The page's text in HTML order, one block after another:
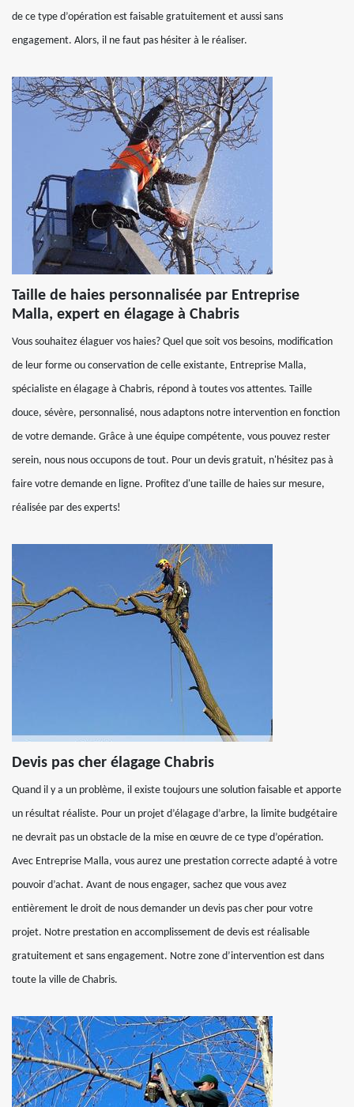
de ce type d’opération est faisable gratuitement et aussi sans
engagement. Alors, il ne faut pas hésiter à le réaliser.
Taille de haies personnalisée par Entreprise
Malla, expert en élagage à Chabris
Vous souhaitez élaguer vos haies? Quel que soit vos besoins, modification
de leur forme ou conservation de celle existante, Entreprise Malla,
spécialiste en élagage à Chabris, répond à toutes vos attentes. Taille
douce, sévère, personnalisé, nous adaptons notre intervention en fonction
de votre demande. Grâce à une équipe compétente, vous pouvez rester
serein, nous nous occupons de tout. Pour un devis gratuit, n'hésitez pas à
faire votre demande en ligne. Profitez d'une taille de haies sur mesure,
réalisée par des experts!
Devis pas cher élagage Chabris
Quand il y a un problème, il existe toujours une solution faisable et apporte
un résultat réaliste. Pour un projet d’élagage d’arbre, la limite budgétaire
ne devrait pas un obstacle de la mise en œuvre de ce type d’opération.
Avec Entreprise Malla, vous aurez une prestation correcte adapté à votre
pouvoir d’achat. Avant de nous engager, sachez que vous avez
entièrement le droit de nous demander un devis pas cher pour votre
projet. Notre prestation en accomplissement de devis est réalisable
gratuitement et sans engagement. Notre zone d’intervention est dans
toute la ville de Chabris.